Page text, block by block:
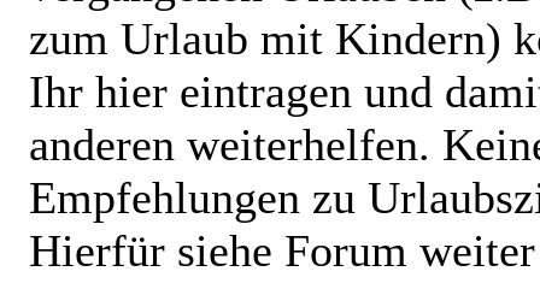
zum Urlaub mit Kindern)
Ihr hier eintragen und
anderen weiterhelfen.
Empfehlungen zu
Hierfür siehe Forum